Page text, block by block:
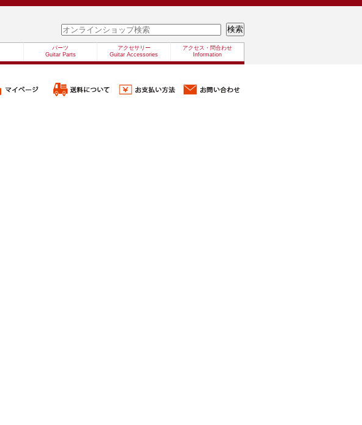
パーツ
Guitar Parts
アクセサリー
Guitar Accessories
アクセス・問合わせ
Information